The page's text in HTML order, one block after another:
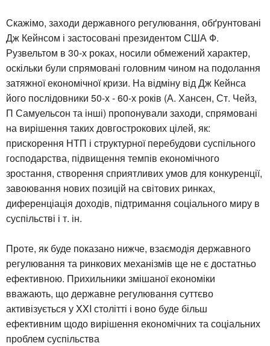
Скажімо, заходи державного регулювання, обґрунтовані
Дж Кейнсом і застосовані президентом США Ф.
Рузвельтом в 30-х роках, носили обмежений характер,
оскільки були спрямовані головним чином на подолання
затяжної економічної кризи. На відміну від Дж Кейнса
його послідовники 50-х - 60-х років (А. Хансен, Ст. Чейз,
П Самуельсон та інші) пропонували заходи, спрямовані
на вирішення таких довгострокових цілей, як:
прискорення НТП і структурної перебудови суспільного
господарства, підвищення темпів економічного
зростання, створення сприятливих умов для конкуренції,
завоювання нових позицій на світових ринках,
диференціація доходів, підтримання соціального миру в
суспільстві і т. ін.
Проте, як буде показано нижче, взаємодія державного
регулювання та ринкових механізмів ще не є достатньо
ефективною. Прихильники змішаної економіки
вважають, що державне регулювання суттєво
активізується у XXI столітті і воно буде більш
ефективним щодо вирішення економічних та соціальних
проблем суспільства